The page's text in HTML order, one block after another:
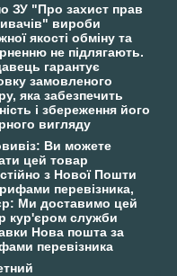
ЗУ "Про захист прав
вироби
якості обміну та
не підлягають.
гарантує
замовленого
яка забезпечить
і збереження його
вигляду
Ви можете
цей товар
з Нової Пошти
перевізника,
Ми доставимо цей
кур'єром служби
Нова пошта за
перевізника